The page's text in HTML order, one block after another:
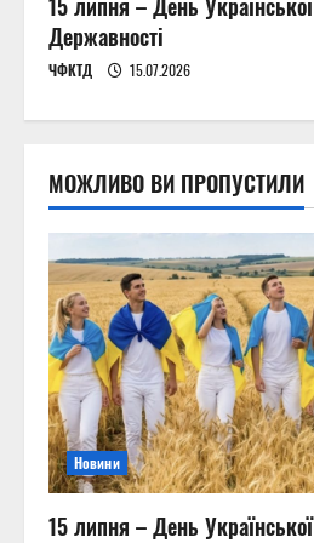
i
15 липня – День Української
Державності
ЧФКТД 15.07.2026
МОЖЛИВО ВИ ПРОПУСТИЛИ
Новини
15 липня – День Української